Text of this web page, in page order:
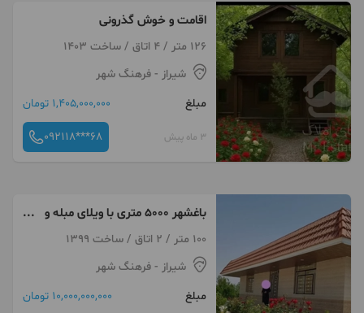
اقامت و خوش گذرونی
126 متر / 4 اتاق / ساخت 1403
شیراز - فرهنگ شهر
مبلغ
1,405,000,000 تومان
3 ماه پیش 092118***68
باغشهر ۵۰۰۰ متری با ویلای مبله و
استخر شیراز100 متر / 2 اتاق / ساخت 1399
شیراز - فرهنگ شهر
مبلغ
10,000,000,000 تومان